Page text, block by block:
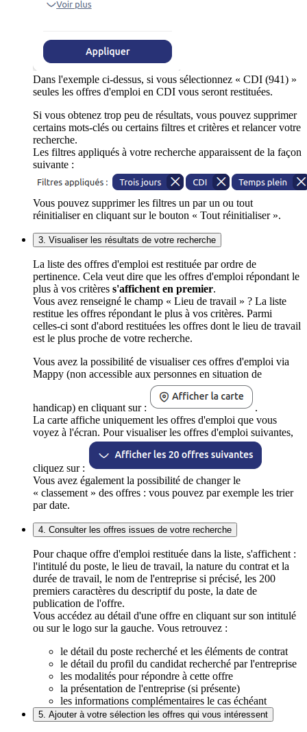
Dans l'exemple ci-dessus, si vous sélectionnez « CDI (941) »
seules les offres d'emploi en CDI vous seront restituées.
Si vous obtenez trop peu de résultats, vous pouvez supprimer
certains mots-clés ou certains filtres et critères et relancer votre
recherche.
Les filtres appliqués à votre recherche apparaissent de la façon
suivante :
Vous pouvez supprimer les filtres un par un ou tout
réinitialiser en cliquant sur le bouton « Tout réinitialiser ».
3. Visualiser les résultats de votre recherche
La liste des offres d'emploi est restituée par ordre de
pertinence. Cela veut dire que les offres d'emploi répondant le
plus à vos critères s'affichent en premier.
Vous avez renseigné le champ « Lieu de travail » ? La liste
restitue les offres répondant le plus à vos critères. Parmi
celles-ci sont d'abord restituées les offres dont le lieu de travail
est le plus proche de votre recherche.
Vous avez la possibilité de visualiser ces offres d'emploi via
Mappy (non accessible aux personnes en situation de
handicap) en cliquant sur :
.
La carte affiche uniquement les offres d'emploi que vous
voyez à l'écran. Pour visualiser les offres d'emploi suivantes,
cliquez sur :
Vous avez également la possibilité de changer le
« classement » des offres : vous pouvez par exemple les trier
par date.
4. Consulter les offres issues de votre recherche
Pour chaque offre d'emploi restituée dans la liste, s'affichent :
l'intitulé du poste, le lieu de travail, la nature du contrat et la
durée de travail, le nom de l'entreprise si précisé, les 200
premiers caractères du descriptif du poste, la date de
publication de l'offre.
Vous accédez au détail d'une offre en cliquant sur son intitulé
ou sur le logo sur la gauche. Vous retrouvez :
le détail du poste recherché et les éléments de contrat
le détail du profil du candidat recherché par l'entreprise
les modalités pour répondre à cette offre
la présentation de l'entreprise (si présente)
les informations complémentaires le cas échéant
5. Ajouter à votre sélection les offres qui vous intéressent